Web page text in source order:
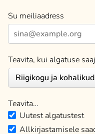
Su meiliaadress
Teavita, kui algatuse
Teavita…
Uutest algatustest
Allkirjastamisele